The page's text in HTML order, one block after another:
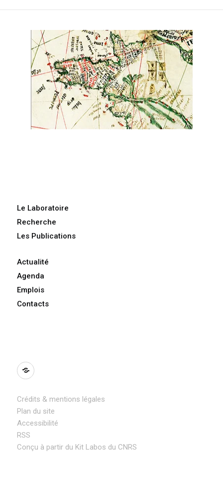
Le Laboratoire
Recherche
Les Publications
Actualité
Agenda
Emplois
Contacts
BlueSky
Crédits & mentions légales
Plan du site
Accessibilité
RSS
Conçu à partir du Kit Labos du CNRS